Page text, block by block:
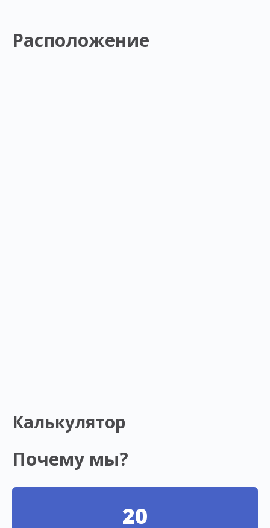
Расположение
Калькулятор
Почему мы?
20